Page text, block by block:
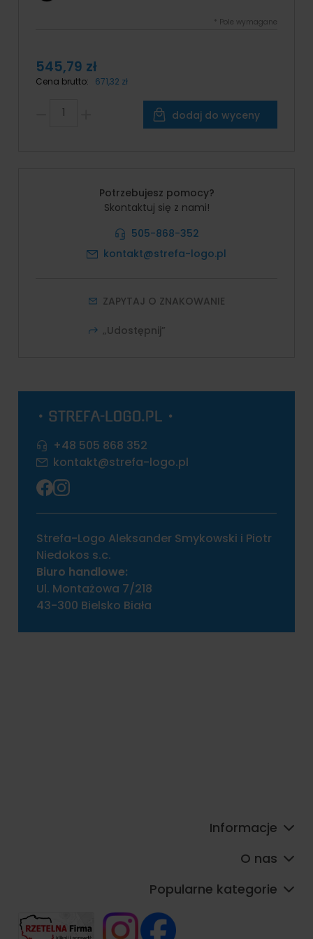
Pole wymagane
545,79 zł
Cena brutto: 671,32 zł
dodaj do wyceny
Potrzebujesz pomocy?
Skontaktuj się z nami!
505-868-352
kontakt@strefa-logo.pl
ZAPYTAJ O ZNAKOWANIE
„Udostępnij”
+48 505 868 352
kontakt@strefa-logo.pl
Strefa-Logo Aleksander Smykowski i Piotr
Niedokos s.c.
Biuro handlowe:
Ul. Montażowa 7/218
43-300 Bielsko Biała
Informacje
O nas
Popularne kategorie